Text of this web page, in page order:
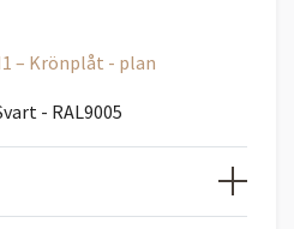
– Krönplåt - plan
- RAL9005